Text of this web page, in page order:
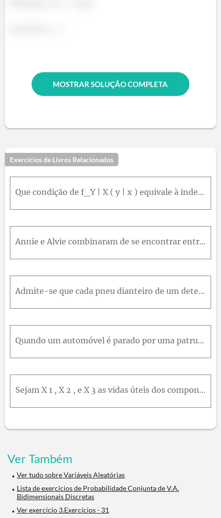
MOSTRAR SOLUÇÃO COMPLETA
Exercícios de Livros Relacionados
Que condição de f_Y | X ( y | x ) equivale à independência de X e Y ?
Annie e Alvie combinaram de se encontrar entre 17 e 18 horas para jantar em um restaurante local de comida saudável. Seja X = a hora de chegada de Annie e Y a de Alvie. Suponha que X e Y sejam indepen
Admite-se que cada pneu dianteiro de um determinado tipo de veículo deve ter a pressão de 26 psi. Suponha que a pressão real em cada pneu seja uma variável aleatória X para o pneu direito e Y para o e
Quando um automóvel é parado por uma patrulha de segurança, os pneus são verificados quanto ao desgaste, assim como o alinhamento de cada farol. Seja X o número de faróis que precisam de ajuste e Y o
Sejam X 1 , X 2 , e X 3 as vidas úteis dos componentes 1, 2 e 3 em um sistema de três componentes. a. Como você definiria a fdp condicional de X 3 , dado que X 1 = x 1 e X 2 = x 2 ? b. Como você defin
Ver Também
Ver tudo sobre Variáveis Aleatórias
Lista de exercícios de Probabilidade Conjunta de V.A.
Bidimensionais Discretas
Ver exercício 3.Exercícios - 31